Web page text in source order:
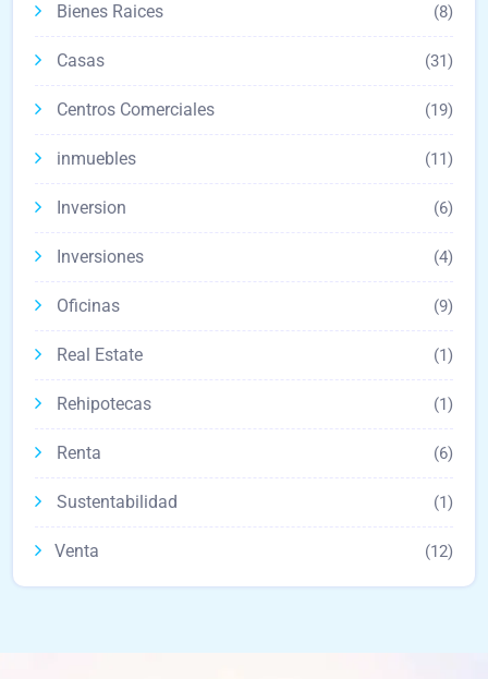
Bienes Raices (8)
Casas (31)
Centros Comerciales (19)
inmuebles (11)
Inversion (6)
Inversiones (4)
Oficinas (9)
Real Estate (1)
Rehipotecas (1)
Renta (6)
Sustentabilidad (1)
Venta (12)